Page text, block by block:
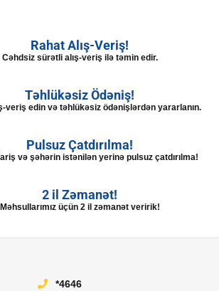
Rahat Alış-Veriş!
Cəhdsiz sürətli alış-veriş ilə təmin edir.
Təhlükəsiz Ödəniş!
veriş edin və təhlükəsiz ödənişlərdən yararlanın.
Pulsuz Çatdırılma!
və şəhərin istənilən yerinə pulsuz çatdırılma!
2 il Zəmanət!
Məhsullarımız üçün 2 il zəmanət veririk!
*4646